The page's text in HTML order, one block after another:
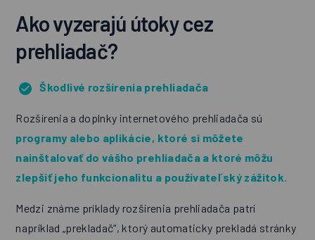
Ako vyzerajú útoky cez
prehliadač?
Škodlivé rozšírenia prehliadača
Rozšírenia a doplnky internetového prehliadača sú
programy alebo aplikácie, ktoré si môžete
nainštalovať do vášho prehliadača a ktoré môžu
zlepšiť jeho funkcionalitu a používateľský zážitok.
Medzi známe príklady rozšírenia prehliadača patrí
napríklad „prekladač“, ktorý automaticky prekladá stránky